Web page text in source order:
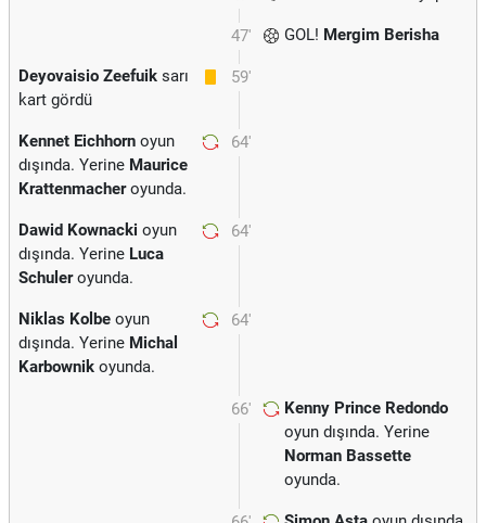
47' GOL! Mergim Berisha
59'
Deyovaisio Zeefuik sarı
kart gördü
64'
Kennet Eichhorn oyun
dışında. Yerine Maurice
Krattenmacheroyunda.
64'
Dawid Kownacki oyun
dışında. Yerine Luca
Schuleroyunda.
64'
Niklas Kolbe oyun
dışında. Yerine Michal
Karbownik oyunda.
66'
Kenny Prince Redondo
oyun dışında. Yerine
Norman Bassette
oyunda.